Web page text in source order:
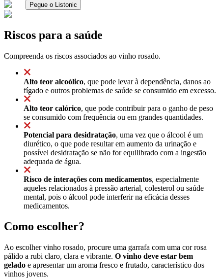
Pegue o Listonic
Riscos para a saúde
Compreenda os riscos associados ao vinho rosado.
Alto teor alcoólico, que pode levar à dependência, danos ao
fígado e outros problemas de saúde se consumido em excesso.
Alto teor calórico, que pode contribuir para o ganho de peso
se consumido com frequência ou em grandes quantidades.
Potencial para desidratação, uma vez que o álcool é um
diurético, o que pode resultar em aumento da urinação e
possível desidratação se não for equilibrado com a ingestão
adequada de água.
Risco de interações com medicamentos, especialmente
aqueles relacionados à pressão arterial, colesterol ou saúde
mental, pois o álcool pode interferir na eficácia desses
medicamentos.
Como escolher?
Ao escolher vinho rosado, procure uma garrafa com uma cor rosa
pálido a rubi claro, clara e vibrante. O vinho deve estar bem
gelado e apresentar um aroma fresco e frutado, característico dos
vinhos jovens.